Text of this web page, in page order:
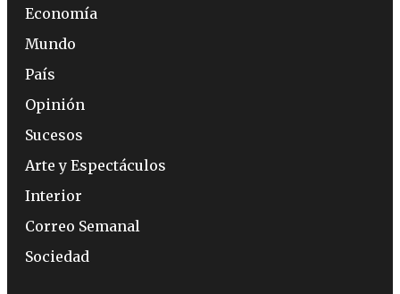
Economía
Mundo
País
Opinión
Sucesos
Arte y Espectáculos
Interior
Correo Semanal
Sociedad